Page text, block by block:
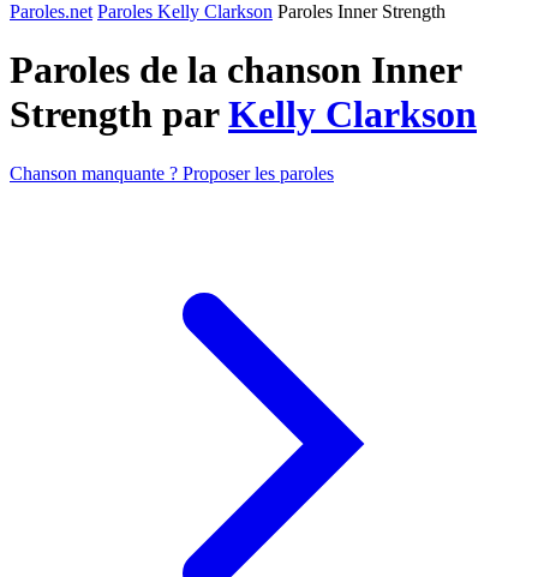
Paroles.net Paroles Kelly Clarkson Paroles Inner Strength
Paroles de la chanson Inner
Strength parKelly Clarkson
Chanson manquante ? Proposer les paroles